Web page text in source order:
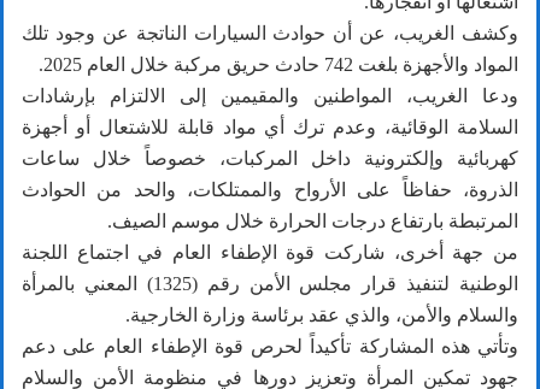
وكشف الغريب، عن أن حوادث السيارات الناتجة عن وجود تلك
المواد والأجهزة بلغت 742 حادث حريق مركبة خلال العام 2025.
ودعا الغريب، المواطنين والمقيمين إلى الالتزام بإرشادات
السلامة الوقائية، وعدم ترك أي مواد قابلة للاشتعال أو أجهزة
كهربائية وإلكترونية داخل المركبات، خصوصاً خلال ساعات
الذروة، حفاظاً على الأرواح والممتلكات، والحد من الحوادث
المرتبطة بارتفاع درجات الحرارة خلال موسم الصيف.
من جهة أخرى، شاركت قوة الإطفاء العام في اجتماع اللجنة
الوطنية لتنفيذ قرار مجلس الأمن رقم (1325) المعني بالمرأة
والسلام والأمن، والذي عقد برئاسة وزارة الخارجية.
وتأتي هذه المشاركة تأكيداً لحرص قوة الإطفاء العام على دعم
جهود تمكين المرأة وتعزيز دورها في منظومة الأمن والسلام